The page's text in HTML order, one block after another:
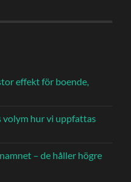
effekt för boende,
volym hur vi uppfattas
– de håller högre